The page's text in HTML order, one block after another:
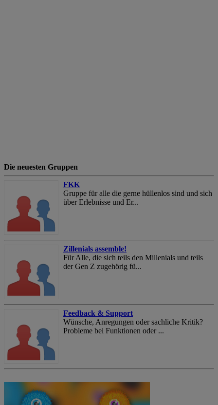
Die neuesten Gruppen
FKK
Gruppe für alle die gerne hüllenlos sind und sich
über Erlebnisse und Er...
Zillenials assemble!
Für Alle, die sich teils den Millenials und teils
der Gen Z zugehörig fü...
Feedback & Support
Wünsche, Anregungen oder sachliche Kritik?
Probleme bei Funktionen oder ...